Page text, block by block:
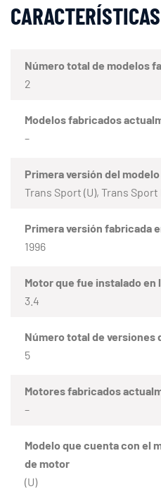
CARACTERÍSTICAS
Número total de modelos
2
Modelos fabricados
–
Primera versión del modelo
Trans Sport (U), Trans
Primera versión fabricada
1996
Motor que fue instalado en
3.4
Número total de versiones
5
Motores fabricados
–
Modelo que cuenta con el
de motor
(U)